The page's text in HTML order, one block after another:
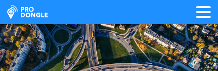
ProDongle Géolocalisation